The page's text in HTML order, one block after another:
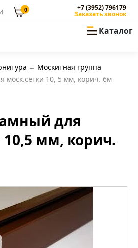
0 +7 (3952) 796179
Заказать звонок
Каталог
Москитная группа
моск.сетки 10, 5 мм, корич. 6м
для
10,5 мм, корич.